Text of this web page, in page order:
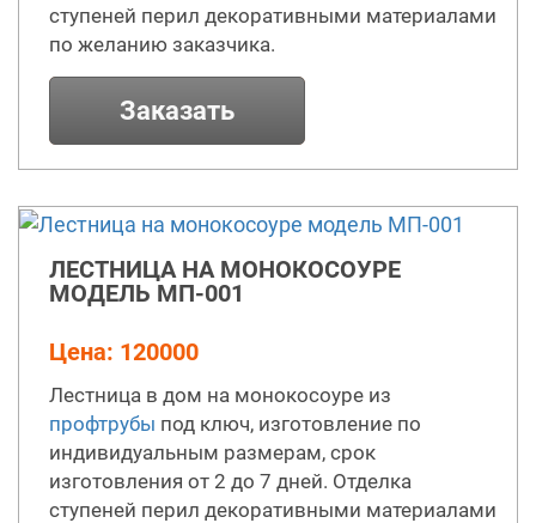
ступеней перил декоративными материалами
по желанию заказчика.
Заказать
ЛЕСТНИЦА НА МОНОКОСОУРЕ
МОДЕЛЬ МП-001
Цена: 120000
Лестница в дом на монокосоуре из
профтрубы под ключ, изготовление по
индивидуальным размерам, срок
изготовления от 2 до 7 дней. Отделка
ступеней перил декоративными материалами